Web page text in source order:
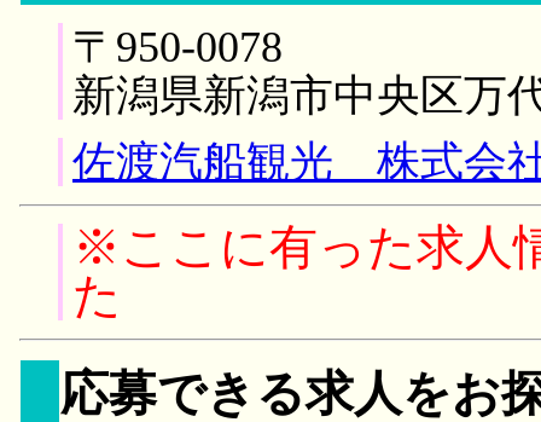
〒950-0078
新潟県新潟市中央区万
佐渡汽船観光 株式会
※ここに有った求人
た
応募できる求人をお